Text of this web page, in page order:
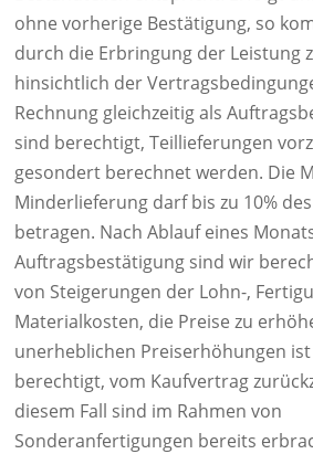
ohne vorherige Bestätigung, so
durch die Erbringung der Leistung
hinsichtlich der
Rechnung gleichzeitig als
sind berechtigt, Teillieferungen
gesondert berechnet werden. Die
Minderlieferung darf bis zu 10%
betragen. Nach Ablauf eines
Auftragsbestätigung sind wir
von Steigerungen der Lohn-,
Materialkosten, die Preise zu
unerheblichen Preiserhöhungen
berechtigt, vom Kaufvertrag
diesem Fall sind im Rahmen von
Sonderanfertigungen bereits